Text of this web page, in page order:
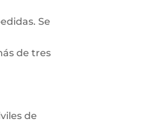
Se
de tres
de